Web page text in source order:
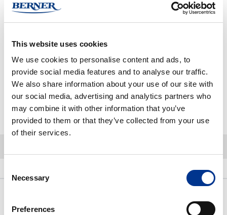
This website uses cookies
We use cookies to personalise content and ads, to
provide social media features and to analyse our traffic.
We also share information about your use of our site with
our social media, advertising and analytics partners who
may combine it with other information that you’ve
provided to them or that they’ve collected from your use
of their services.
Selection
Necessary
Preferences
Varastossa
Tuotteen myyntierä:1 PKT
Kun tilaat tuotteita yli määritellyn myyntierän, pyöristetään määrä aina
seuraavaan täyteen myyntierään
- + Lisää ostoskoriin